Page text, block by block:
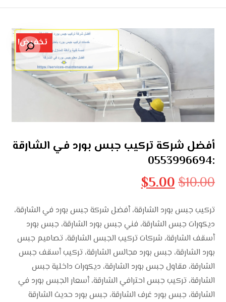
تكبير الصورةتخفيض!
أفضل شركة تركيب جبس بورد في الشارقة
:0553996694
$10.00
$5.00
تركيب جبس بورد الشارقة، أفضل شركة جبس بورد في الشارقة،
ديكورات جبس الشارقة، فني جبس بورد الشارقة، جبس بورد
أسقف الشارقة، شركات تركيب الجبس الشارقة، تصاميم جبس
بورد الشارقة، جبس بورد مجالس الشارقة، تركيب أسقف جبس
الشارقة، مقاول جبس بورد الشارقة، ديكورات داخلية جبس
الشارقة، تركيب جبس احترافي الشارقة، أسعار الجبس بورد في
الشارقة، جبس بورد غرف الشارقة، جبس بورد حديث الشارقة